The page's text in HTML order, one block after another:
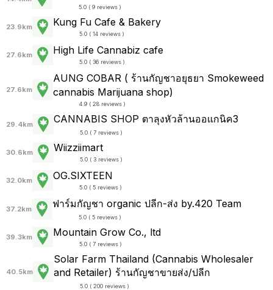
5.0 ( 9 reviews )
23.9km Kung Fu Cafe & Bakery
5.0 ( 14 reviews )
27.6km High Life Cannabiz cafe
5.0 ( 36 reviews )
27.6km
AUNG COBAR ( ร้านกัญชาอยุธยา Smokeweed
cannabis Marijuana shop)
4.9 ( 28 reviews )
29.4km CANNABIS SHOP ตาลุงหัวล้านออแกนิค3
5.0 ( 7 reviews )
30.6km Wiizziimart
5.0 ( 3 reviews )
32.0km OG.SIXTEEN
5.0 ( 5 reviews )
37.2km ฟาร์มกัญชา organic ปลีก-ส่ง by.420 Team
5.0 ( 5 reviews )
39.3km Mountain Grow Co., ltd
5.0 ( 7 reviews )
40.5km
Solar Farm Thailand (Cannabis Wholesaler
and Retailer) ร้านกัญชาขายส่ง/ปลีก
5.0 ( 200 reviews )